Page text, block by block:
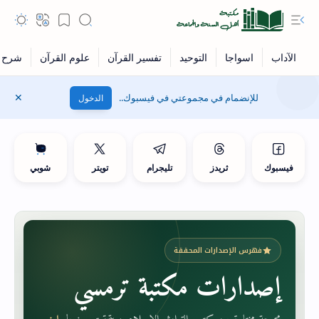
للإنضمام في مجموعتي في فيسبوك.. الدخول
فيسبوك ثريدز تليجرام تويتر شوبي
فهرس الإصدارات المحققة
إصدارات مكتبة ترمسي